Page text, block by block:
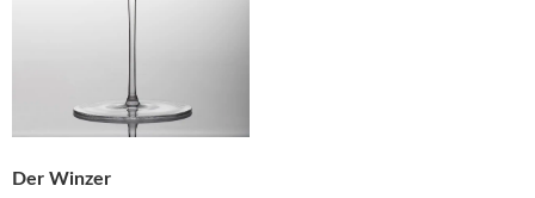
Der Winzer